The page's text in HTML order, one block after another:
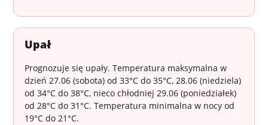
Upał
Prognozuje się upały. Temperatura maksymalna w
dzień 27.06 (sobota) od 33°C do 35°C, 28.06 (niedziela)
od 34°C do 38°C, nieco chłodniej 29.06 (poniedziałek)
od 28°C do 31°C. Temperatura minimalna w nocy od
19°C do 21°C.